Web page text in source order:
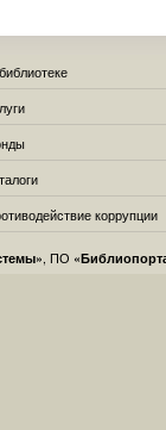
коррупции
, ПО